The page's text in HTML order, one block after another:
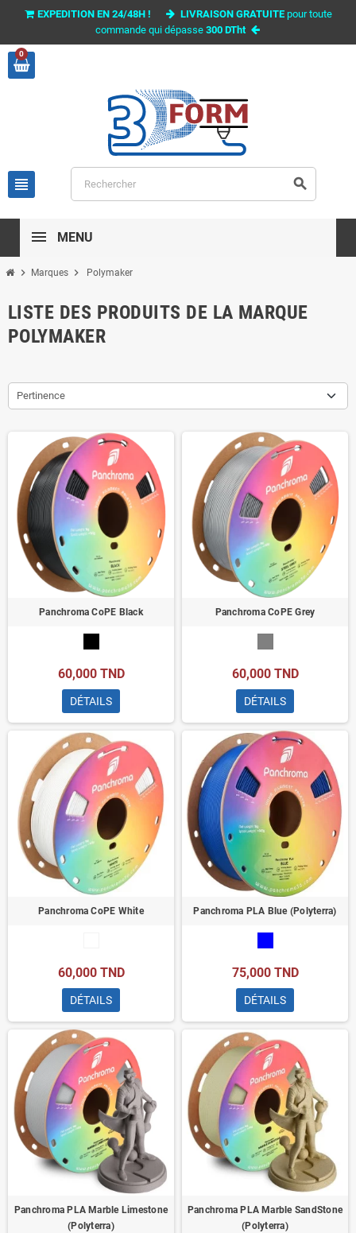
EXPEDITION EN 24/48H ! LIVRAISON GRATUITEpour toute
commande qui dépasse 300 DTht
0
view_headline search
MENU
chevron_right Marques chevron_right Polymaker
LISTE DES PRODUITS DE LA MARQUE
POLYMAKER
Pertinence
Panchroma CoPE Black
60,000 TND
DÉTAILS
Panchroma CoPE Grey
60,000 TND
DÉTAILS
Panchroma CoPE White
60,000 TND
DÉTAILS
Panchroma PLA Blue (Polyterra)
75,000 TND
DÉTAILS
Panchroma PLA Marble Limestone
(Polyterra)
Panchroma PLA Marble SandStone
(Polyterra)